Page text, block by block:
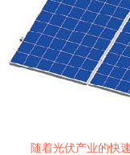
随着光伏产业的快